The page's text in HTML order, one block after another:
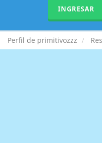
INGRESAR
Perfil de primitivozzz